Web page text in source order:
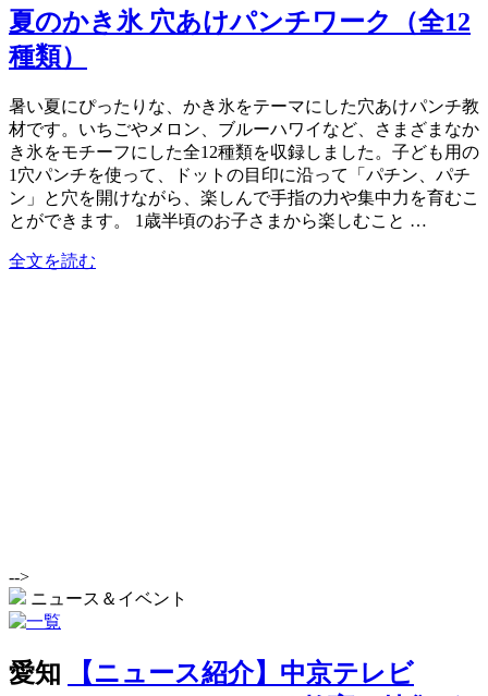
夏のかき氷 穴あけパンチワーク（全12
種類）
暑い夏にぴったりな、かき氷をテーマにした穴あけパンチ教
材です。いちごやメロン、ブルーハワイなど、さまざまなか
き氷をモチーフにした全12種類を収録しました。子ども用の
1穴パンチを使って、ドットの目印に沿って「パチン、パチ
ン」と穴を開けながら、楽しんで手指の力や集中力を育むこ
とができます。 1歳半頃のお子さまから楽しむこと …
全文を読む
-->
ニュース＆イベント
愛知
【ニュース紹介】中京テレビ